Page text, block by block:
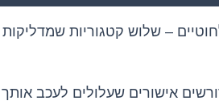
לילדים מתחת לגיל 12, וגאדג'טים אלחוטיים – שלוש קטגוריות שמדליקות
אישורים שעלולים לעכב אותך